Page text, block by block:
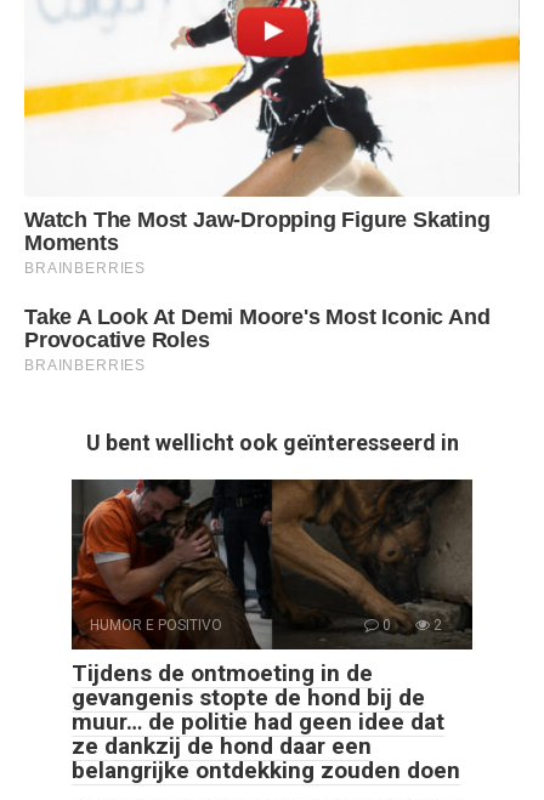
U bent wellicht ook geïnteresseerd in
HUMOR E POSITIVO 0 2
Tijdens de ontmoeting in de
gevangenis stopte de hond bij de
muur… de politie had geen idee dat
ze dankzij de hond daar een
belangrijke ontdekking zouden doen